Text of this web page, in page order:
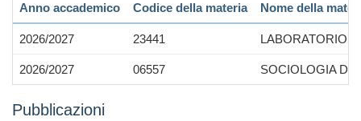
Anno accademico Codice della materia Nome della
2026/2027 23441 LABORATORIO
2026/2027 06557 SOCIOLOGIA
Pubblicazioni